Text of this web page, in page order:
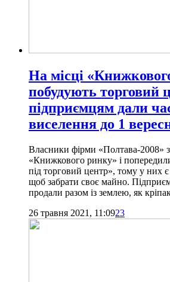
На місці
побудують торговий
підприємцям дали
виселення до 1
Власники фірми «Полтава-2008»
«Книжкового ринку» і
під торговий центр», тому у них
щоб забрати своє майно.
продали разом із землею, як
26 травня 2021, 11:0923